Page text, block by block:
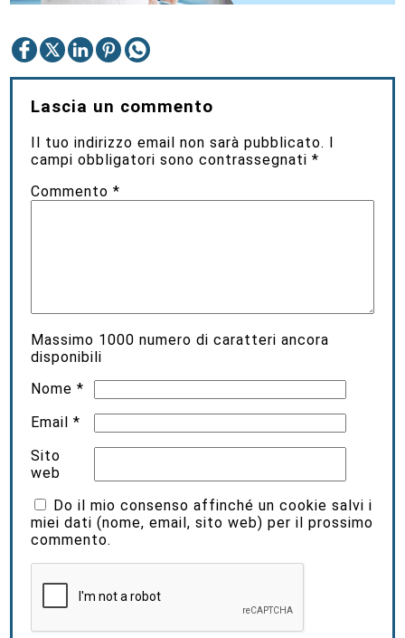
Lascia un commento
Il tuo indirizzo email non sarà pubblicato. I
campi obbligatori sono contrassegnati*
Commento*
Massimo 1000 numero di caratteri ancora
disponibili
Nome*
Email*
Sito
web
Do il mio consenso affinché un cookie salvi i
miei dati (nome, email, sito web) per il prossimo
commento.